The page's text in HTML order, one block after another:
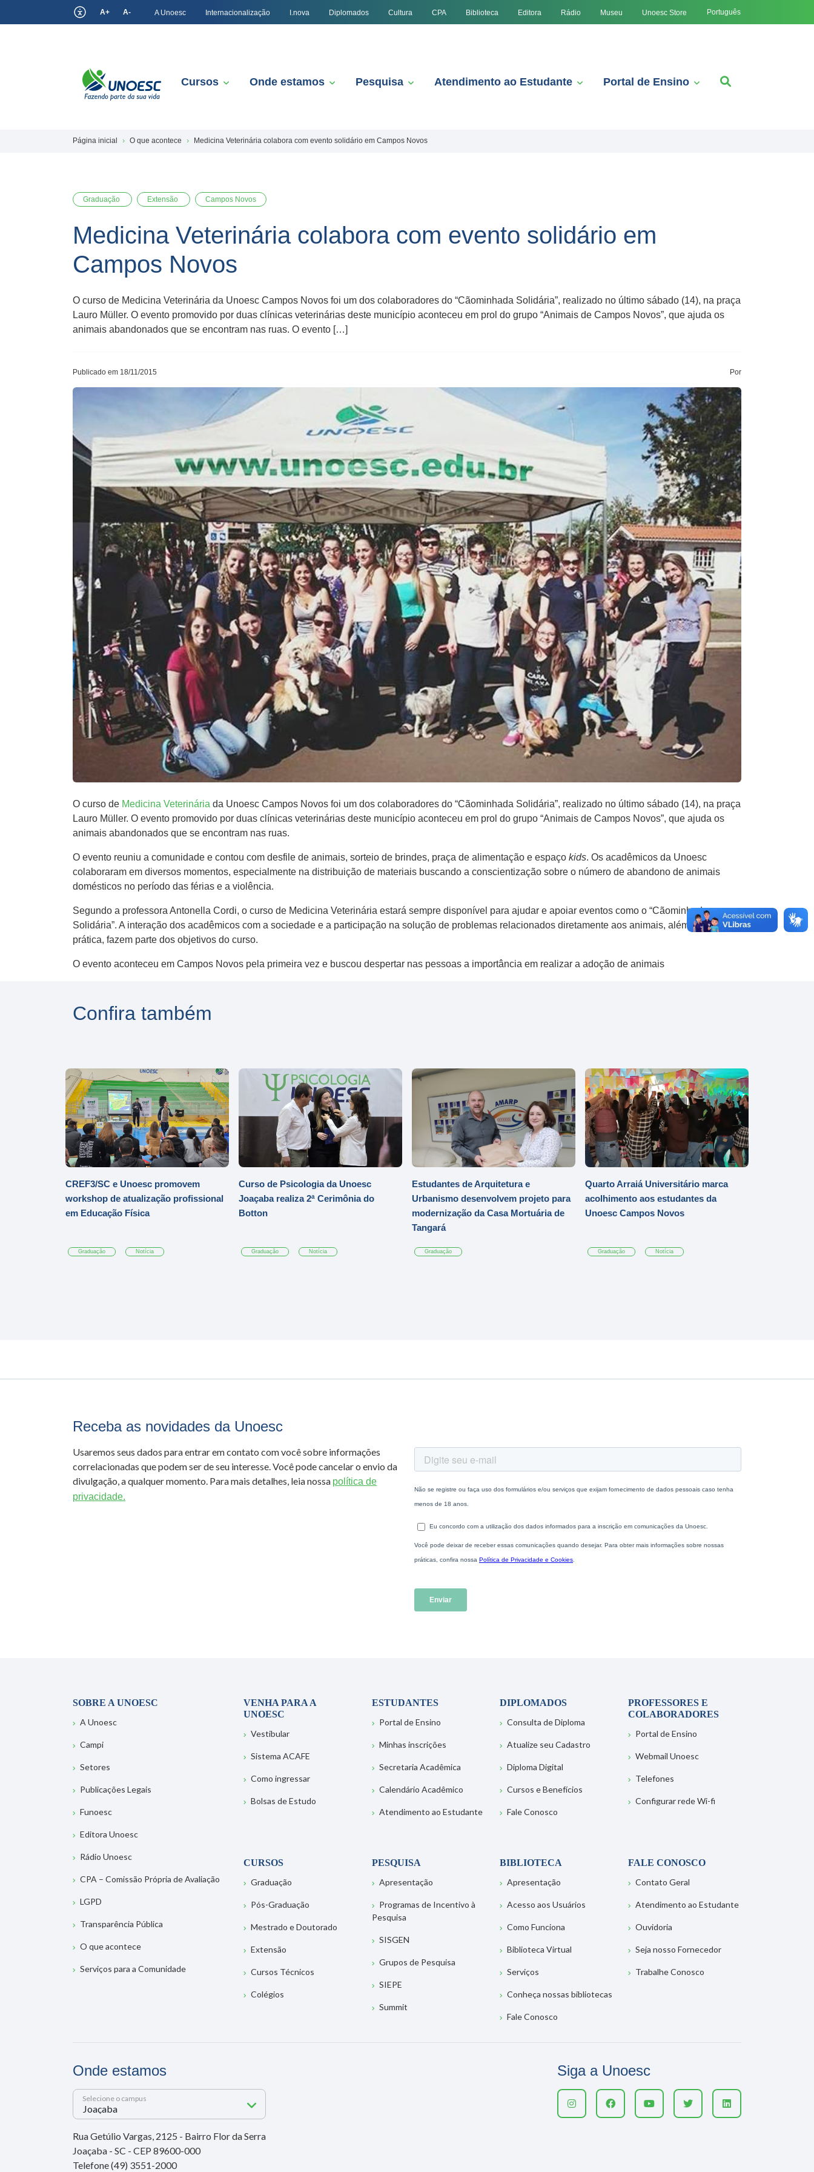
A+ A- A Unoesc Internacionalização I.nova Diplomados Cultura CPA Biblioteca Editora Rádio Museu Unoesc Store Português
Cursos Onde estamos Pesquisa Atendimento ao Estudante Portal de Ensino
Página inicial O que acontece Medicina Veterinária colabora com evento solidário em Campos Novos
Graduação Extensão Campos Novos
Medicina Veterinária colabora com evento solidário em
Campos Novos
O curso de Medicina Veterinária da Unoesc Campos Novos foi um dos colaboradores do “Cãominhada Solidária”, realizado no último sábado (14), na praça
Lauro Müller. O evento promovido por duas clínicas veterinárias deste município aconteceu em prol do grupo “Animais de Campos Novos”, que ajuda os
animais abandonados que se encontram nas ruas. O evento […]
Publicado em 18/11/2015 Por
O curso de Medicina Veterinária da Unoesc Campos Novos foi um dos colaboradores do “Cãominhada Solidária”, realizado no último sábado (14), na praça
Lauro Müller. O evento promovido por duas clínicas veterinárias deste município aconteceu em prol do grupo “Animais de Campos Novos”, que ajuda os
animais abandonados que se encontram nas ruas.
O evento reuniu a comunidade e contou com desfile de animais, sorteio de brindes, praça de alimentação e espaço kids. Os acadêmicos da Unoesc
colaboraram em diversos momentos, especialmente na distribuição de materiais buscando a conscientização sobre o número de abandono de animais
domésticos no período das férias e a violência.
Segundo a professora Antonella Cordi, o curso de Medicina Veterinária estará sempre disponível para ajudar e apoiar eventos como o “Cãominhada
Solidária”. A interação dos acadêmicos com a sociedade e a participação na solução de problemas relacionados diretamente aos animais, além da vivência
prática, fazem parte dos objetivos do curso.
O evento aconteceu em Campos Novos pela primeira vez e buscou despertar nas pessoas a importância em realizar a adoção de animais
Confira também
CREF3/SC e Unoesc promovem
workshop de atualização profissional
em Educação Física
Graduação Notícia
Curso de Psicologia da Unoesc
Joaçaba realiza 2ª Cerimônia do
Botton
Graduação Notícia
Estudantes de Arquitetura e
Urbanismo desenvolvem projeto para
modernização da Casa Mortuária de
Tangará
Graduação
Quarto Arraiá Universitário marca
acolhimento aos estudantes da
Unoesc Campos Novos
Graduação Notícia
Receba as novidades da Unoesc
Usaremos seus dados para entrar em contato com você sobre informações
correlacionadas que podem ser de seu interesse. Você pode cancelar o envio da
divulgação, a qualquer momento. Para mais detalhes, leia nossa política de
privacidade.
SOBRE A UNOESC
A Unoesc
Campi
Setores
Publicações Legais
Funoesc
Editora Unoesc
Rádio Unoesc
CPA – Comissão Própria de Avaliação
LGPD
Transparência Pública
O que acontece
Serviços para a Comunidade
VENHA PARA A
UNOESC
Vestibular
Sistema ACAFE
Como ingressar
Bolsas de Estudo
ESTUDANTES
Portal de Ensino
Minhas inscrições
Secretaria Acadêmica
Calendário Acadêmico
Atendimento ao Estudante
DIPLOMADOS
Consulta de Diploma
Atualize seu Cadastro
Diploma Digital
Cursos e Benefícios
Fale Conosco
PROFESSORES E
COLABORADORES
Portal de Ensino
Webmail Unoesc
Telefones
Configurar rede Wi-fi
CURSOS
Graduação
Pós-Graduação
Mestrado e Doutorado
Extensão
Cursos Técnicos
Colégios
PESQUISA
Apresentação
Programas de Incentivo à
Pesquisa
SISGEN
Grupos de Pesquisa
SIEPE
Summit
BIBLIOTECA
Apresentação
Acesso aos Usuários
Como Funciona
Biblioteca Virtual
Serviços
Conheça nossas bibliotecas
Fale Conosco
FALE CONOSCO
Contato Geral
Atendimento ao Estudante
Ouvidoria
Seja nosso Fornecedor
Trabalhe Conosco
Onde estamos
Selecione o campus
Rua Getúlio Vargas, 2125 - Bairro Flor da Serra
Joaçaba - SC - CEP 89600-000
Telefone (49) 3551-2000
Siga a Unoesc